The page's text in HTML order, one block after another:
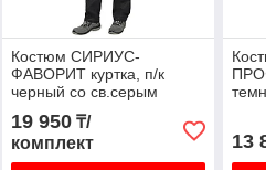
Костюм СИРИУС-
ФАВОРИТ куртка, п/к
черный со св.серым
19 950₸/
комплект
13